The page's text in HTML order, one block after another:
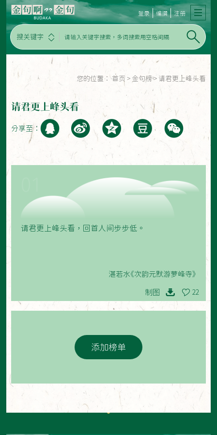
搜关键字
登录 编撰 注册
您的位置： 首页 > 金句榜 > 请君更上峰头看
请君更上峰头看
分享至：
请君更上峰头看，回首人间步步低。
湛若水《次韵元默游萝峰寺》
制图 22
添加榜单